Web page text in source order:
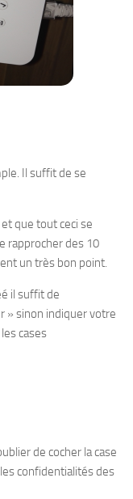
Il suffit de se
que tout ceci se
rapprocher des 10
un très bon point.
il suffit de
» sinon indiquer votre
cases
de cocher la case
confidentialités des